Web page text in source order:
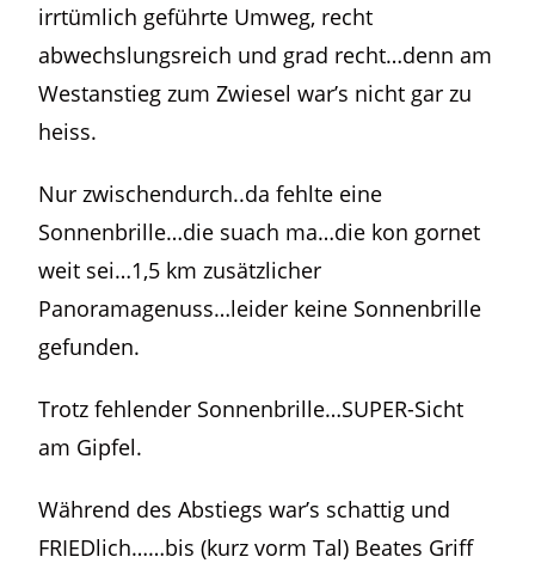
irrtümlich geführte Umweg, recht
abwechslungsreich und grad recht…denn am
Westanstieg zum Zwiesel war’s nicht gar zu
heiss.
Nur zwischendurch..da fehlte eine
Sonnenbrille…die suach ma…die kon gornet
weit sei…1,5 km zusätzlicher
Panoramagenuss…leider keine Sonnenbrille
gefunden.
Trotz fehlender Sonnenbrille…SUPER-Sicht
am Gipfel.
Während des Abstiegs war’s schattig und
FRIEDlich……bis (kurz vorm Tal) Beates Griff